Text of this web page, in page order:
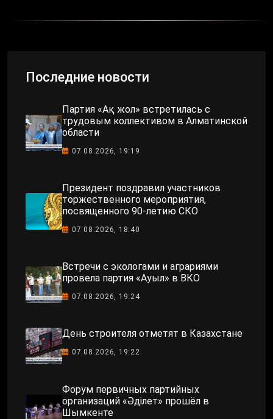
Последние новости
Партия «Ақ жол» встретилась с
трудовым коллективом в Алматинской
области
07.08.2026, 19:19
Президент поздравил участников
торжественного мероприятия,
посвященного 90-летию СКО
07.08.2026, 18:40
Встречи с экологами и аграриями
провела партия «Ауыл» в ВКО
07.08.2026, 19:24
День строителя отметят в Казахстане
07.08.2026, 19:22
Форум первичных партийных
организаций «Әділет» прошёл в
Шымкенте